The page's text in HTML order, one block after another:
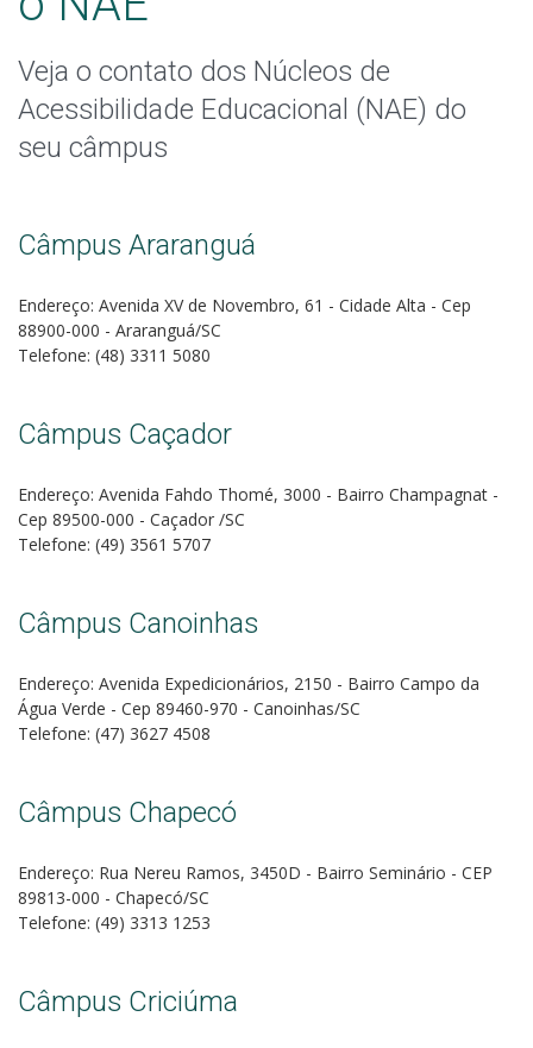
Dignidade Menstrual
Veja o contato dos Núcleos de
Acessibilidade Educacional (NAE) do
seu câmpus
Câmpus Araranguá
Endereço: Avenida XV de Novembro, 61 - Cidade Alta - Cep
88900-000 - Araranguá/SC
Telefone: (48) 3311 5080
Câmpus Caçador
Endereço: Avenida Fahdo Thomé, 3000 - Bairro Champagnat -
Cep 89500-000 - Caçador /SC
Telefone: (49) 3561 5707
Câmpus Canoinhas
Endereço: Avenida Expedicionários, 2150 - Bairro Campo da
Água Verde - Cep 89460-970 - Canoinhas/SC
Telefone: (47) 3627 4508
Câmpus Chapecó
Endereço: Rua Nereu Ramos, 3450D - Bairro Seminário - CEP
89813-000 - Chapecó/SC
Telefone: (49) 3313 1253
Câmpus Criciúma